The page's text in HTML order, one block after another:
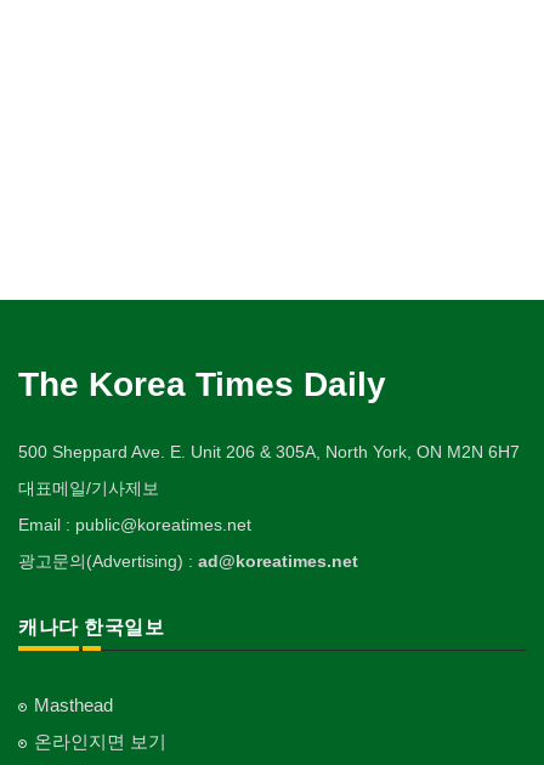
The Korea Times Daily
500 Sheppard Ave. E. Unit 206 & 305A, North York, ON M2N 6H7
대표메일/기사제보
Email : public@koreatimes.net
광고문의(Advertising) : ad@koreatimes.net
캐나다 한국일보
Masthead
온라인지면 보기